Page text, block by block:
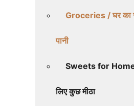
Groceries / घर का
पानी
Sweets for
लिए कुछ मीठा